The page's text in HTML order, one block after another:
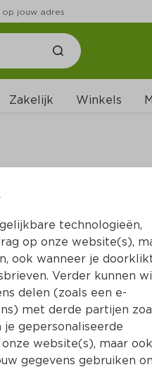
op jouw adres
Zakelijk Winkels
technologieën,
op onze website(s),
ook wanneer je
Verder kunnen
delen (zoals een e-
met derde partijen
gepersonaliseerde
website(s), maar ook
gegevens gebruiken